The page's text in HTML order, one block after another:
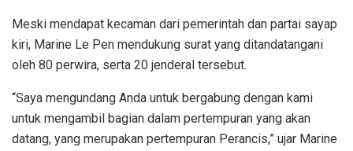
Meski mendapat kecaman dari pemerintah dan partai sayap
kiri, Marine Le Pen mendukung surat yang ditandatangani
oleh 80 perwira, serta 20 jenderal tersebut.
“Saya mengundang Anda untuk bergabung dengan kami
untuk mengambil bagian dalam pertempuran yang akan
datang, yang merupakan pertempuran Perancis,” ujar Marine